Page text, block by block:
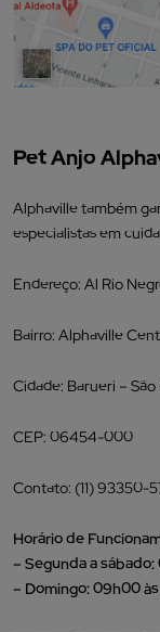
Pet Anjo
Alphaville também
especialistas em
Endereço: Al Rio
Bairro: Alphaville
Cidade: Barueri – São
CEP: 06454-000
Contato: (11) 93350-
Horário de
– Segunda a
– Domingo: 09h00